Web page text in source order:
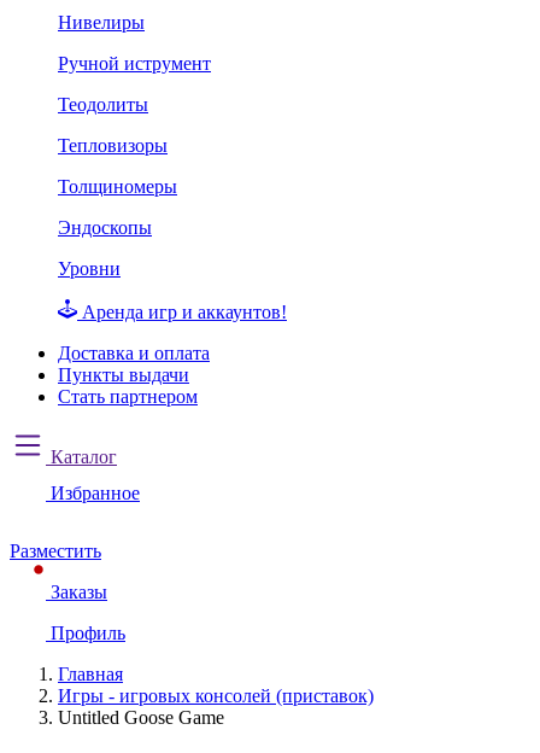
Нивелиры
Ручной иструмент
Теодолиты
Тепловизоры
Толщиномеры
Эндоскопы
Уровни
Аренда игр и аккаунтов!
Доставка и оплата
Пункты выдачи
Стать партнером
Каталог
Избранное
Разместить
Заказы
Профиль
Главная
Игры - игровых консолей (приставок)
Untitled Goose Game